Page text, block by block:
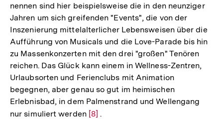
nennen sind hier beispielsweise die in den neunziger
Jahren um sich greifenden "Events", die von der
Inszenierung mittelalterlicher Lebensweisen über die
Aufführung von Musicals und die Love-Parade bis hin
zu Massenkonzerten mit den drei "großen" Tenören
reichen. Das Glück kann einem in Wellness-Zentren,
Urlaubsorten und Ferienclubs mit Animation
begegnen, aber genau so gut im heimischen
Erlebnisbad, in dem Palmenstrand und Wellengang
nur simuliert werden Zur
[8] .